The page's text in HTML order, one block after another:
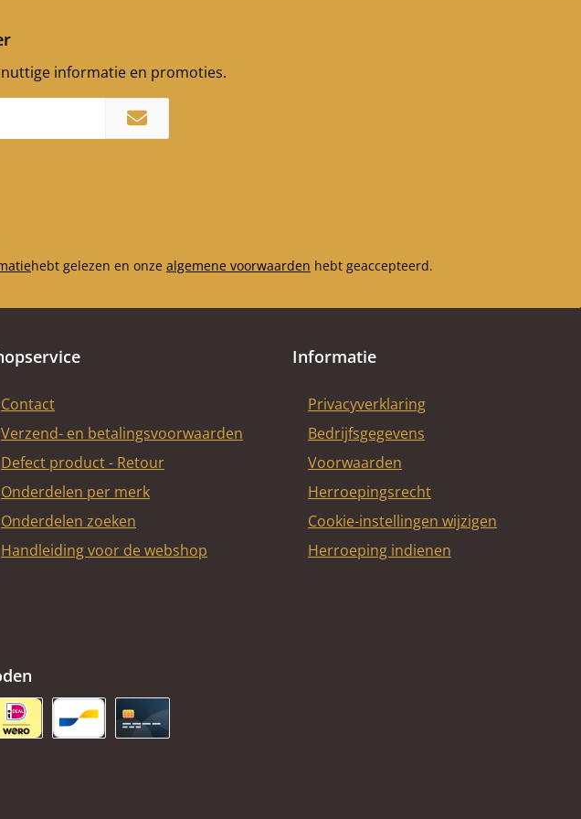
informatie en promoties.
hebt gelezen en onze algemene voorwaarden hebt geaccepteerd.
Contact
Verzend- en betalingsvoorwaarden
Defect product - Retour
Onderdelen per merk
Onderdelen zoeken
Handleiding voor de webshop
Informatie
Privacyverklaring
Bedrijfsgegevens
Voorwaarden
Herroepingsrecht
Cookie-instellingen wijzigen
Herroeping indienen